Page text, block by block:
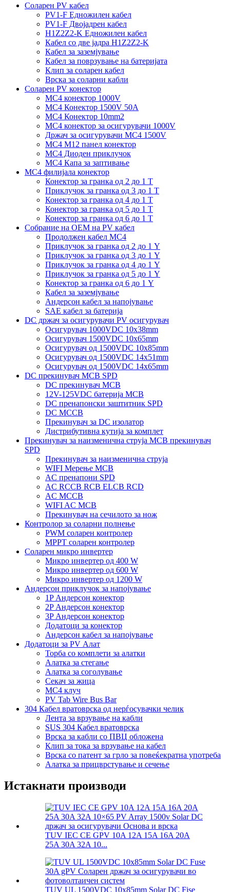
Соларен PV кабел
PV1-F Едножилен кабел
PV1-F Двојадрен кабел
H1Z2Z2-K Едножилен кабел
Кабел со две јадра H1Z2Z2-K
Кабел за заземјување
Кабел за поврзување на батеријата
Клип за соларен кабел
Врска за соларни кабли
Соларен PV конектор
MC4 конектор 1000V
MC4 Конектор 1500V 50A
MC4 Конектор 10mm2
MC4 конектор за осигурувачи 1000V
Држач за осигурувачи MC4 1500V
MC4 M12 панел конектор
MC4 Диоден приклучок
MC4 Капа за заптивање
MC4 филијала конектор
Конектор за гранка од 2 до 1 Т
Приклучок за гранка од 3 до 1 Т
Конектор за гранка од 4 до 1 Т
Конектор за гранка од 5 до 1 Т
Конектор за гранка од 6 до 1 Т
Собрание на ОЕМ на PV кабел
Продолжен кабел MC4
Приклучок за гранка од 2 до 1 Y
Приклучок за гранка од 3 до 1 Y
Приклучок за гранка од 4 до 1 Y
Приклучок за гранка од 5 до 1 Y
Конектор за гранка од 6 до 1 Y
Кабел за заземјување
Андерсон кабел за напојување
SAE кабел за батерија
DC држач за осигурувачи PV осигурувач
Осигурувач 1000VDC 10x38mm
Осигурувач 1500VDC 10x65mm
Осигурувач од 1500VDC 10x85mm
Осигурувач од 1500VDC 14x51mm
Осигурувач од 1500VDC 14x65mm
DC прекинувач MCB SPD
DC прекинувач MCB
12V-125VDC батерија MCB
DC пренапонски заштитник SPD
DC MCCB
Прекинувач за DC изолатор
Дистрибутивна кутија за комплет
Прекинувач за наизменична струја MCB прекинувач
SPD
Прекинувач за наизменична струја
WIFI Мерење MCB
AC пренапони SPD
AC RCCB RCB ELCB RCD
AC MCCB
WIFI AC MCB
Прекинувач на сечилото за нож
Контролор за соларни полнење
PWM соларен контролер
MPPT соларен контролер
Соларен микро инвертер
Микро инвертер од 400 W
Микро инвертер од 600 W
Микро инвертер од 1200 W
Андерсон приклучок за напојување
1P Андерсон конектор
2P Андерсон конектор
3P Андерсон конектор
Додатоци за конектор
Андерсон кабел за напојување
Додатоци за PV Алат
Торба со комплети за алатки
Алатка за стегање
Алатка за соголување
Секач за жица
MC4 клуч
PV Tab Wire Bus Bar
304 Кабел вратоврска од нерѓосувачки челик
Лента за врзување на кабли
SUS 304 Кабел вратоврска
Врска за кабли со ПВЦ обложена
Клип за тока за врзување на кабел
Врска со патент за грло за повеќекратна употреба
Алатка за прицврстување и сечење
Истакнати производи
TUV IEC CE GPV 10A 12A 15A 16A 20A
25A 30A 32A 10...
TUV UL 1500VDC 10x85mm Solar DC Fise